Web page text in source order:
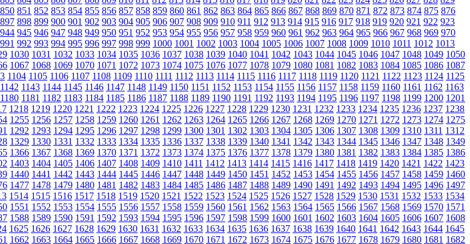
850 851 852 853 854 855 856 857 858 859 860 861 862 863 864 865 866 867 868 869 870 871 872 873 874 875 876
897 898 899 900 901 902 903 904 905 906 907 908 909 910 911 912 913 914 915 916 917 918 919 920 921 922 923
944 945 946 947 948 949 950 951 952 953 954 955 956 957 958 959 960 961 962 963 964 965 966 967 968 969 970
991 992 993 994 995 996 997 998 999 1000 1001 1002 1003 1004 1005 1006 1007 1008 1009 1010 1011 1012 1013
1030 1031 1032 1033 1034 1035 1036 1037 1038 1039 1040 1041 1042 1043 1044 1045 1046 1047 1048 1049 1050
1067 1068 1069 1070 1071 1072 1073 1074 1075 1076 1077 1078 1079 1080 1081 1082 1083 1084 1085 1086 1087
1104 1105 1106 1107 1108 1109 1110 1111 1112 1113 1114 1115 1116 1117 1118 1119 1120 1121 1122 1123 1124 1125
1142 1143 1144 1145 1146 1147 1148 1149 1150 1151 1152 1153 1154 1155 1156 1157 1158 1159 1160 1161 1162 1163
1180 1181 1182 1183 1184 1185 1186 1187 1188 1189 1190 1191 1192 1193 1194 1195 1196 1197 1198 1199 1200 1201
1218 1219 1220 1221 1222 1223 1224 1225 1226 1227 1228 1229 1230 1231 1232 1233 1234 1235 1236 1237 1238
1255 1256 1257 1258 1259 1260 1261 1262 1263 1264 1265 1266 1267 1268 1269 1270 1271 1272 1273 1274 1275
1292 1293 1294 1295 1296 1297 1298 1299 1300 1301 1302 1303 1304 1305 1306 1307 1308 1309 1310 1311 1312
1329 1330 1331 1332 1333 1334 1335 1336 1337 1338 1339 1340 1341 1342 1343 1344 1345 1346 1347 1348 1349
1366 1367 1368 1369 1370 1371 1372 1373 1374 1375 1376 1377 1378 1379 1380 1381 1382 1383 1384 1385 1386
1403 1404 1405 1406 1407 1408 1409 1410 1411 1412 1413 1414 1415 1416 1417 1418 1419 1420 1421 1422 1423
1440 1441 1442 1443 1444 1445 1446 1447 1448 1449 1450 1451 1452 1453 1454 1455 1456 1457 1458 1459 1460
1477 1478 1479 1480 1481 1482 1483 1484 1485 1486 1487 1488 1489 1490 1491 1492 1493 1494 1495 1496 1497
1514 1515 1516 1517 1518 1519 1520 1521 1522 1523 1524 1525 1526 1527 1528 1529 1530 1531 1532 1533 1534
1551 1552 1553 1554 1555 1556 1557 1558 1559 1560 1561 1562 1563 1564 1565 1566 1567 1568 1569 1570 1571
1588 1589 1590 1591 1592 1593 1594 1595 1596 1597 1598 1599 1600 1601 1602 1603 1604 1605 1606 1607 1608
1625 1626 1627 1628 1629 1630 1631 1632 1633 1634 1635 1636 1637 1638 1639 1640 1641 1642 1643 1644 1645
1662 1663 1664 1665 1666 1667 1668 1669 1670 1671 1672 1673 1674 1675 1676 1677 1678 1679 1680 1681 1682